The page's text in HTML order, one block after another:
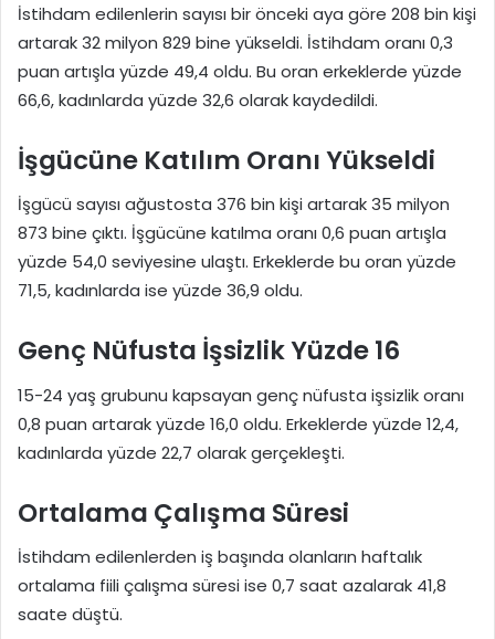
İstihdam edilenlerin sayısı bir önceki aya göre 208 bin kişi
artarak 32 milyon 829 bine yükseldi. İstihdam oranı 0,3
puan artışla yüzde 49,4 oldu. Bu oran erkeklerde yüzde
66,6, kadınlarda yüzde 32,6 olarak kaydedildi.
İşgücüne Katılım Oranı Yükseldi
İşgücü sayısı ağustosta 376 bin kişi artarak 35 milyon
873 bine çıktı. İşgücüne katılma oranı 0,6 puan artışla
yüzde 54,0 seviyesine ulaştı. Erkeklerde bu oran yüzde
71,5, kadınlarda ise yüzde 36,9 oldu.
Genç Nüfusta İşsizlik Yüzde 16
15-24 yaş grubunu kapsayan genç nüfusta işsizlik oranı
0,8 puan artarak yüzde 16,0 oldu. Erkeklerde yüzde 12,4,
kadınlarda yüzde 22,7 olarak gerçekleşti.
Ortalama Çalışma Süresi
İstihdam edilenlerden iş başında olanların haftalık
ortalama fiili çalışma süresi ise 0,7 saat azalarak 41,8
saate düştü.